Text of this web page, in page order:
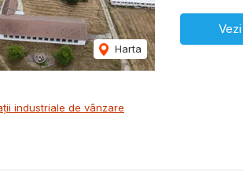
Harta
industriale de vânzare